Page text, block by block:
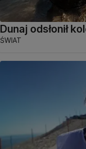
Dunaj odsłonił
ŚWIAT